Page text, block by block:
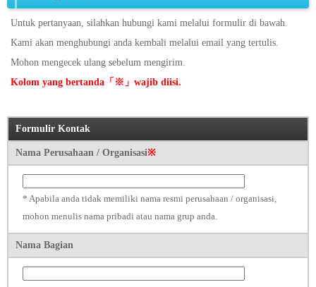
Untuk pertanyaan, silahkan hubungi kami melalui formulir di bawah.
Kami akan menghubungi anda kembali melalui email yang tertulis.
Mohon mengecek ulang sebelum mengirim.
Kolom yang bertanda「※」wajib diisi.
Formulir Kontak
Nama Perusahaan / Organisasi※
* Apabila anda tidak memiliki nama resmi perusahaan / organisasi,
mohon menulis nama pribadi atau nama grup anda.
Nama Bagian